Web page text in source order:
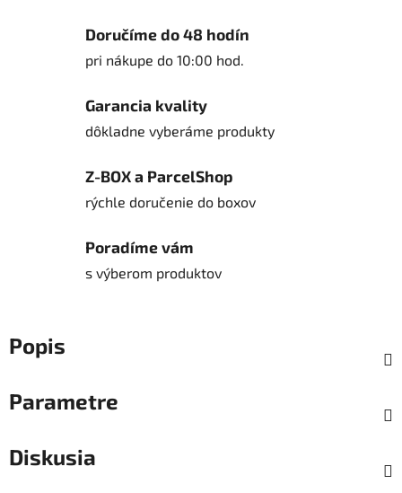
Doručíme do 48 hodín
pri nákupe do 10:00 hod.
Garancia kvality
dôkladne vyberáme produkty
Z-BOX a ParcelShop
rýchle doručenie do boxov
Poradíme vám
s výberom produktov
Popis
Parametre
Diskusia